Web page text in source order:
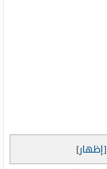
[إظهار]